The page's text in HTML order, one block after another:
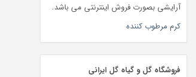
آرایشی بصورت فروش اینترنتی می باشد.
کرم مرطوب کننده
فروشگاه گل و گیاه گل ایرانی